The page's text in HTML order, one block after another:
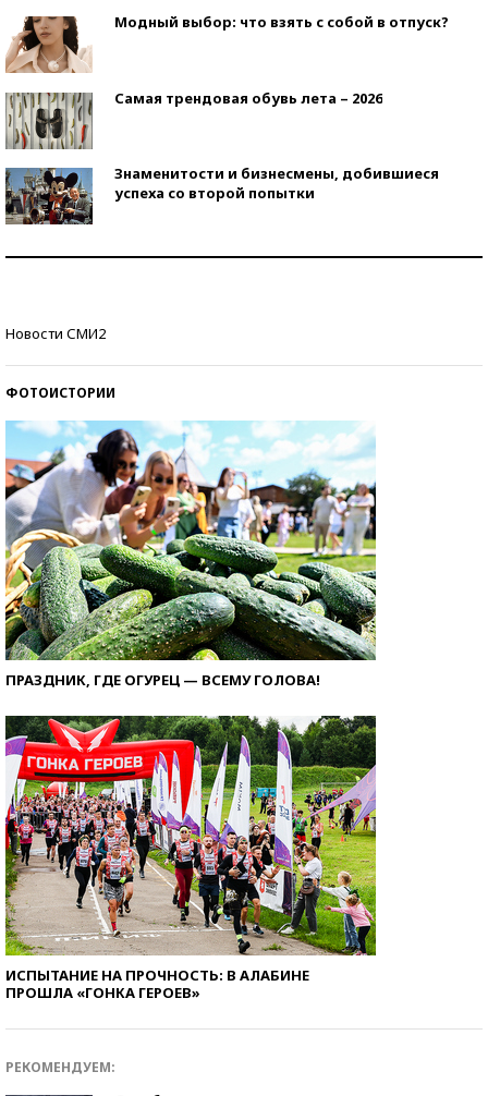
Модный выбор: что взять с собой в отпуск?
Самая трендовая обувь лета – 2026
Знаменитости и бизнесмены, добившиеся
успеха со второй попытки
Новости СМИ2
ФОТОИСТОРИИ
ПРАЗДНИК, ГДЕ ОГУРЕЦ — ВСЕМУ ГОЛОВА!
ИСПЫТАНИЕ НА ПРОЧНОСТЬ: В АЛАБИНЕ
ПРОШЛА «ГОНКА ГЕРОЕВ»
РЕКОМЕНДУЕМ: